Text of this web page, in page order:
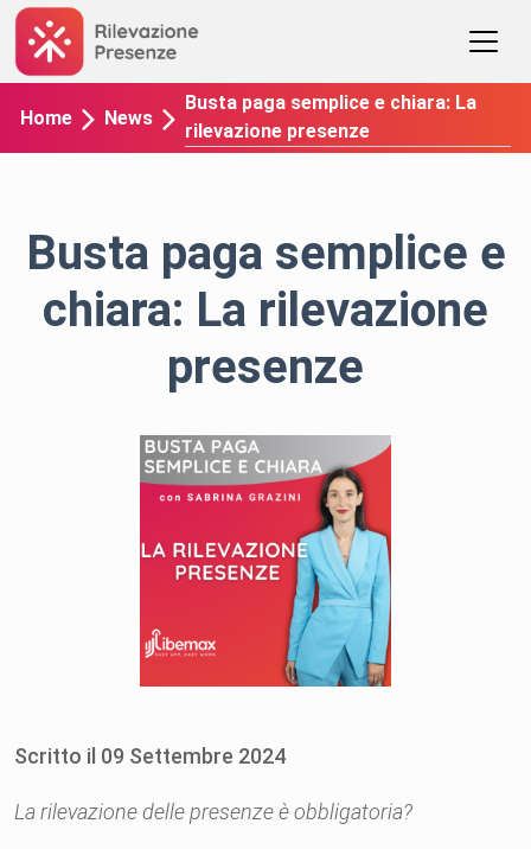
Home News
Busta paga semplice e chiara: La
rilevazione presenze
Busta paga semplice e
chiara: La rilevazione
presenze
Scritto il 09 Settembre 2024
La rilevazione delle presenze è obbligatoria?